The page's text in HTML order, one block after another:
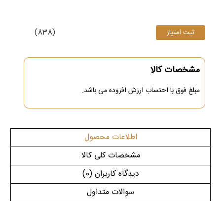
(838)
مشخصات کالا
مبلغ فوق با احتساب ارزش افزوده می باشد.
اطلاعات محصول
مشخصات کلی کالا
دیدگاه کاربران(0)
سوالات متداول